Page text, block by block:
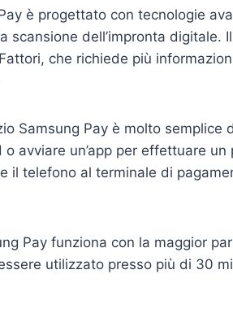
è progettato con tecnologie
scansione dell’impronta digitale.
che richiede più
Samsung Pay è molto semplice
avviare un’app per effettuare un
il telefono al terminale di
Pay funziona con la maggior
utilizzato presso più di 30